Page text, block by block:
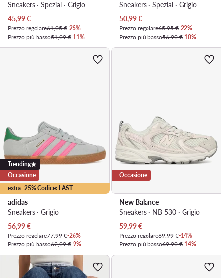
Sneakers · Spezial · Grigio
Prezzo attuale
45,99€
Prezzo regolare61,95 €-25%
Prezzo più basso51,99 €-11%
Sneakers · Spezial · Grigio
Prezzo attuale
50,99€
Prezzo regolare65,95 €-22%
Prezzo più basso56,99 €-10%
extra -25% Codice: LAST
Trending
Occasione
adidas
Sneakers · Grigio
Prezzo attuale
56,99€
Prezzo regolare77,99 €-26%
Prezzo più basso62,99 €-9%
Occasione
New Balance
Sneakers · NB 530 · Grigio
Prezzo attuale
59,99€
Prezzo regolare69,99 €-14%
Prezzo più basso69,99 €-14%